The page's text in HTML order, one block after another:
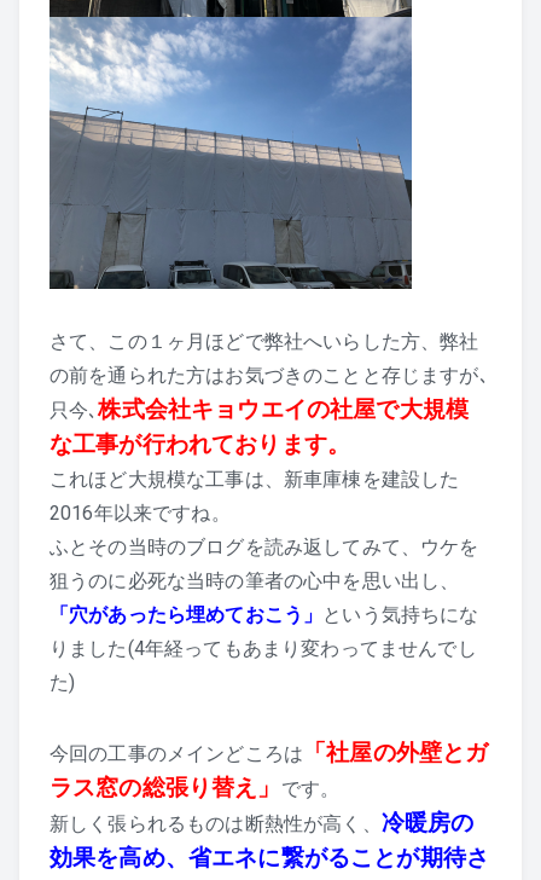
さて、この１ヶ月ほどで弊社へいらした方、弊社
の前を通られた方はお気づきのことと存じますが､
只今､株式会社キョウエイの社屋で大規模
な工事が行われております。
これほど大規模な工事は、新車庫棟を建設した
2016年以来ですね。
ふとその当時のブログを読み返してみて、ウケを
狙うのに必死な当時の筆者の心中を思い出し、
「穴があったら埋めておこう」 という気持ちにな
りました(4年経ってもあまり変わってませんでし
た)
今回の工事のメインどころは
「社屋の外壁とガ
ラス窓の総張り替え」
です。
新しく張られるものは断熱性が高く、 冷暖房の
効果を高め、省エネに繋がることが期待さ